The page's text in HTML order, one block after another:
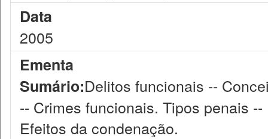
Data
2005
Ementa
Sumário:Delitos funcionais --
-- Crimes funcionais. Tipos penais
Efeitos da condenação.